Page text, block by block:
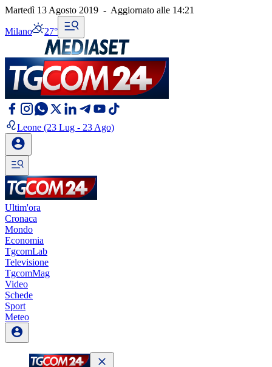
Martedì 13 Agosto 2019 - Aggiornato alle 14:21
Milano 27°
Leone (23 Lug - 23 Ago)
Ultim'ora
Cronaca
Mondo
Economia
TgcomLab
Televisione
TgcomMag
Video
Schede
Sport
Meteo